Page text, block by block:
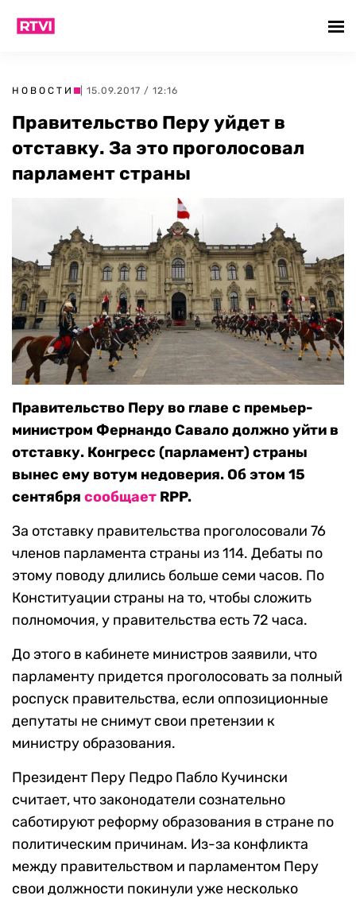
НОВОСТИ | 15.09.2017 / 12:16
Правительство Перу уйдет в
отставку. За это проголосовал
парламент страны
Правительство Перу во главе с премьер-
министром Фернандо Савало должно уйти в
отставку. Конгресс (парламент) страны
вынес ему вотум недоверия. Об этом 15
сентября сообщает RPP.
За отставку правительства проголосовали 76
членов парламента страны из 114. Дебаты по
этому поводу длились больше семи часов. По
Конституации страны на то, чтобы сложить
полномочия, у правительства есть 72 часа.
До этого в кабинете министров заявили, что
парламенту придется проголосовать за полный
роспуск правительства, если оппозиционные
депутаты не снимут свои претензии к
министру образования.
Президент Перу Педро Пабло Кучински
считает, что законодатели сознательно
саботируют реформу образования в стране по
политическим причинам. Из-за конфликта
между правительством и парламентом Перу
свои должности покинули уже несколько